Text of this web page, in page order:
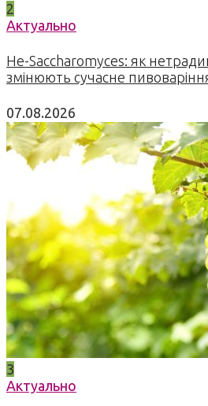
2
Актуально
Не-Saccharomyces: як
змінюють сучасне
07.08.2026
3
Актуально